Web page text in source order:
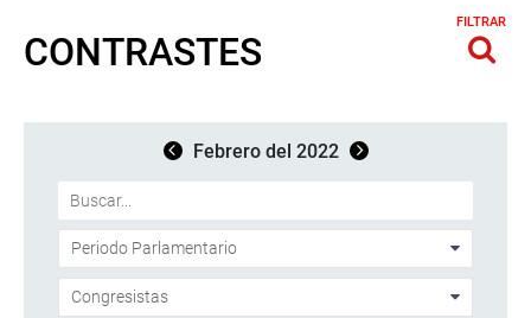
CONTRASTES
FILTRAR
Febrero del 2022